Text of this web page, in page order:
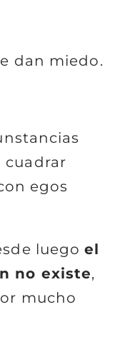
dan miedo.
cuadrar
egos
luegoel
no existe,
mucho